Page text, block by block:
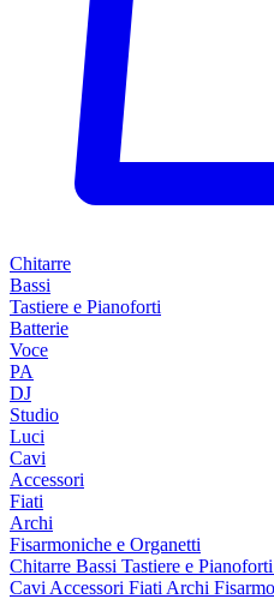
Chitarre
Bassi
Tastiere e Pianoforti
Batterie
Voce
PA
DJ
Studio
Luci
Cavi
Accessori
Fiati
Archi
Fisarmoniche e Organetti
Chitarre Bassi Tastiere e Pianoforti
Cavi Accessori Fiati Archi